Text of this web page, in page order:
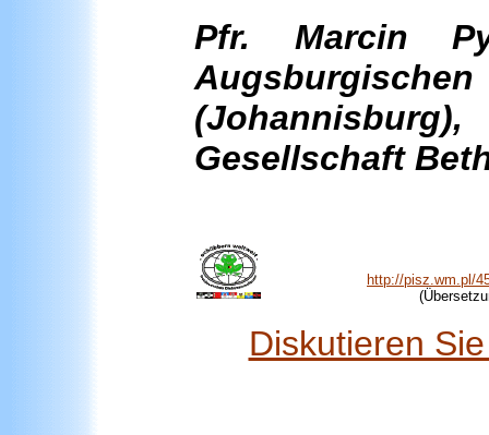
Pfr. Marcin
Gesellschaft
http://pisz.wm.pl/
Diskutieren